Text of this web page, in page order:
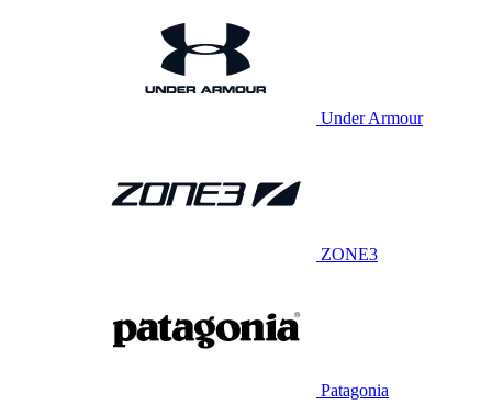
Under Armour
ZONE3
Patagonia